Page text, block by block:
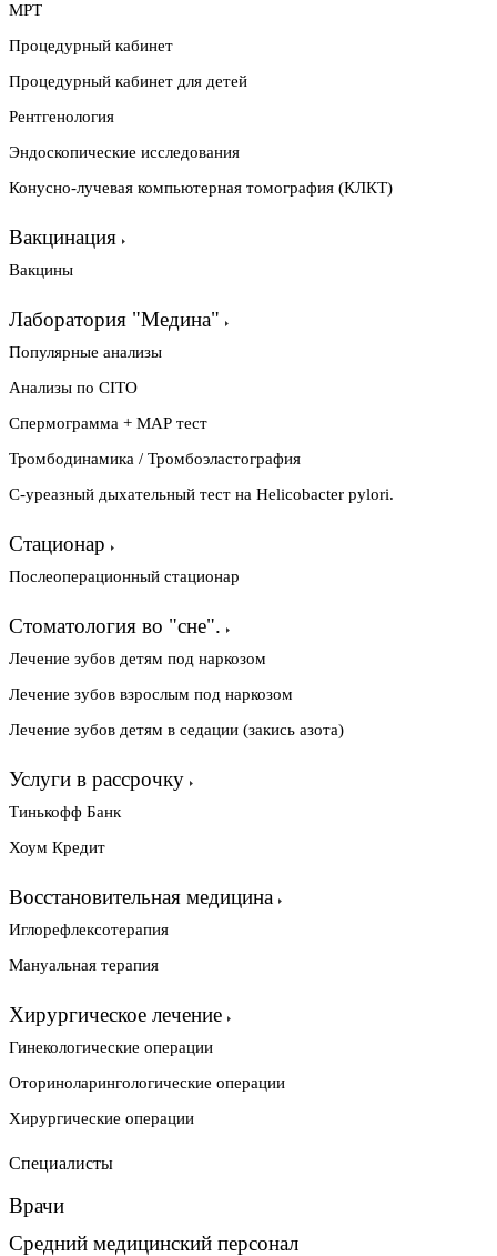
МРТ
Процедурный кабинет
Процедурный кабинет для детей
Рентгенология
Эндоскопические исследования
Конусно-лучевая компьютерная томография (КЛКТ)
Вакцинация
Вакцины
Лаборатория "Медина"
Популярные анализы
Анализы по CITO
Спермограмма + МАР тест
Тромбодинамика / Тромбоэластография
С-уреазный дыхательный тест на Helicobacter pylori.
Стационар
Послеоперационный стационар
Стоматология во "сне".
Лечение зубов детям под наркозом
Лечение зубов взрослым под наркозом
Лечение зубов детям в седации (закись азота)
Услуги в рассрочку
Тинькофф Банк
Хоум Кредит
Восстановительная медицина
Иглорефлексотерапия
Мануальная терапия
Хирургическое лечение
Гинекологические операции
Оториноларингологические операции
Хирургические операции
Специалисты
Врачи
Средний медицинский персонал